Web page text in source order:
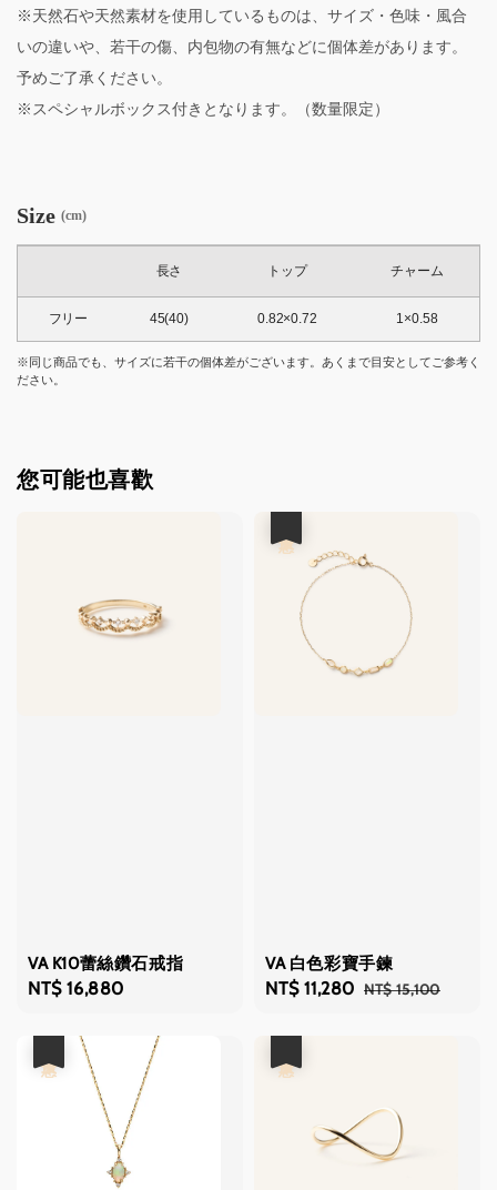
※天然石や天然素材を使用しているものは、サイズ・色味・風合
いの違いや、若干の傷、内包物の有無などに個体差があります。
予めご了承ください。
※スペシャルボックス付きとなります。（数量限定）
Size (cm)
長さ トップ チャーム
フリー 45(40) 0.82×0.72 1×0.58
※同じ商品でも、サイズに若干の個体差がございます。あくまで目安としてご参考く
ださい。
您可能也喜歡
VA K10蕾絲鑽石戒指
Regular
NT$ 16,880
VA 白色彩寶手鍊
Sale
NT$ 11,280 Regular
NT$ 15,100